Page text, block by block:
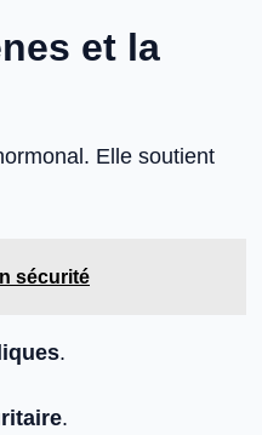
et la
Elle soutient
sécurité
.
.